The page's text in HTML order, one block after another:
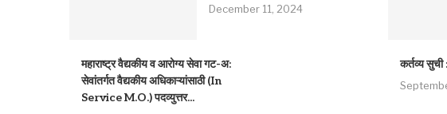
December 11, 2024
महाराष्ट्र वैद्यकीय व आरोग्य सेवा गट-अ:
सेवांतर्गत वैद्यकीय अधिकाऱ्यांसाठी (In
Service M.O.) पदव्युत्तर...
कर्तव्य सुची